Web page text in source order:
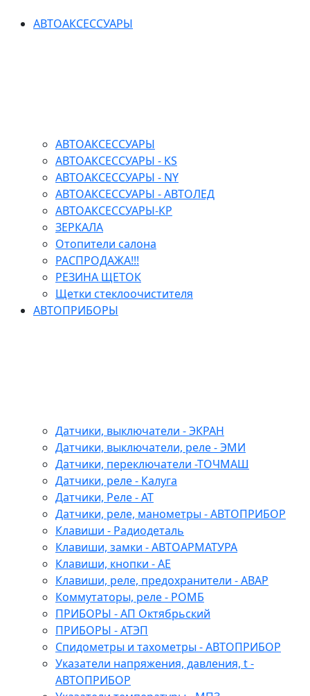
АВТОАКСЕССУАРЫ
АВТОАКСЕССУАРЫ
АВТОАКСЕССУАРЫ - KS
АВТОАКСЕССУАРЫ - NY
АВТОАКСЕССУАРЫ - АВТОЛЕД
АВТОАКСЕССУАРЫ-КР
ЗЕРКАЛА
Отопители салона
РАСПРОДАЖА!!!
РЕЗИНА ЩЕТОК
Щетки стеклоочистителя
АВТОПРИБОРЫ
Датчики, выключатели - ЭКРАН
Датчики, выключатели, реле - ЭМИ
Датчики, переключатели -ТОЧМАШ
Датчики, реле - Калуга
Датчики, Реле - АТ
Датчики, реле, манометры - АВТОПРИБОР
Клавиши - Радиодеталь
Клавиши, замки - АВТОАРМАТУРА
Клавиши, кнопки - АЕ
Клавиши, реле, предохранители - АВАР
Коммутаторы, реле - РОМБ
ПРИБОРЫ - АП Октябрьский
ПРИБОРЫ - АТЭП
Спидометры и тахометры - АВТОПРИБОР
Указатели напряжения, давления, t -
АВТОПРИБОР